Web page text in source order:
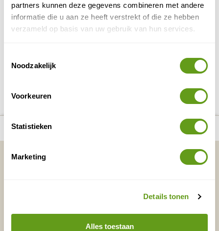
partners kunnen deze gegevens combineren met andere
informatie die u aan ze heeft verstrekt of die ze hebben
verzameld op basis van uw gebruik van hun services.
Noodzakelijk
Voorkeuren
Statistieken
Marketing
Details tonen
Alles toestaan
Ga op expeditiecruise naar de Falkland Eilanden!
SpotKoningspinguïnen, zeeolifanten en meer.
number_of_trips:
5 Bekijk alle reizen naar Falklands Bekijk kaart
Vakantietips & Inspiratie?